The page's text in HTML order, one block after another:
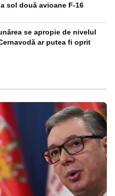
sol două avioane F-16
se apropie de nivelul
ar putea fi oprit